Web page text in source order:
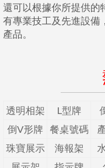
還可以根據你所提供的
有專業技工及先進設備
產品。
透明相架 L型牌
倒V形牌
餐桌號碼
珠寶展示
海報架